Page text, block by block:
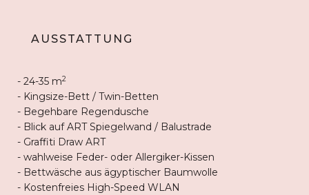
AUSSTATTUNG
- 24-35 m2
- Kingsize-Bett / Twin-Betten
- Begehbare Regendusche
- Blick auf ART Spiegelwand / Balustrade
- Graffiti Draw ART
- wahlweise Feder- oder Allergiker-Kissen
- Bettwäsche aus ägyptischer Baumwolle
- Kostenfreies High-Speed WLAN